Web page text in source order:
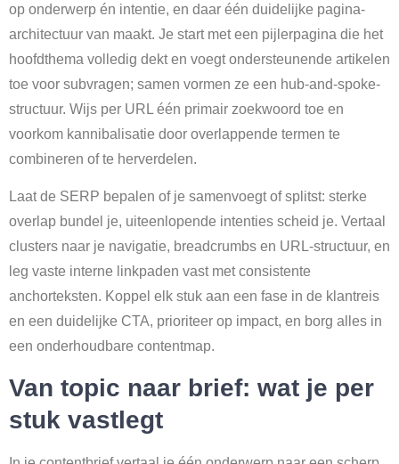
op onderwerp én intentie, en daar één duidelijke pagina-
architectuur van maakt. Je start met een pijlerpagina die het
hoofdthema volledig dekt en voegt ondersteunende artikelen
toe voor subvragen; samen vormen ze een hub-and-spoke-
structuur. Wijs per URL één primair zoekwoord toe en
voorkom kannibalisatie door overlappende termen te
combineren of te herverdelen.
Laat de SERP bepalen of je samenvoegt of splitst: sterke
overlap bundel je, uiteenlopende intenties scheid je. Vertaal
clusters naar je navigatie, breadcrumbs en URL-structuur, en
leg vaste interne linkpaden vast met consistente
anchorteksten. Koppel elk stuk aan een fase in de klantreis
en een duidelijke CTA, prioriteer op impact, en borg alles in
een onderhoudbare contentmap.
Van topic naar brief: wat je per
stuk vastlegt